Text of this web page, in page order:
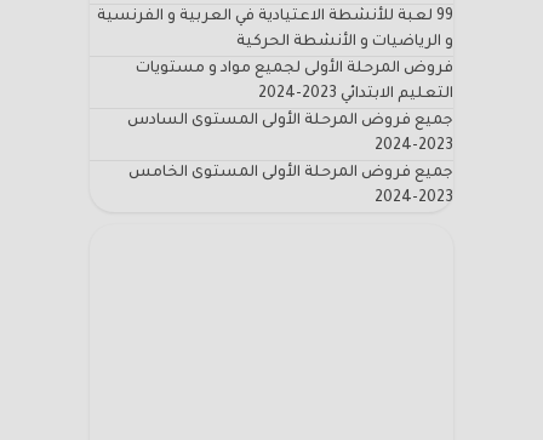
99 لعبة للأنشطة الاعتيادية في العربية و الفرنسية
و الرياضيات و الأنشطة الحركية
فروض المرحلة الأولى لجميع مواد و مستويات
التعليم الابتدائي 2023-2024
جميع فروض المرحلة الأولى المستوى السادس
2023-2024
جميع فروض المرحلة الأولى المستوى الخامس
2023-2024